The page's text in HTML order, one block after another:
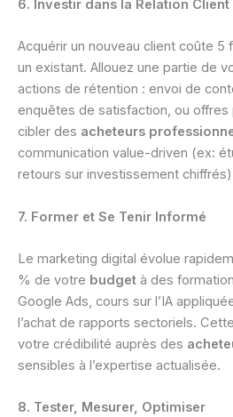
6. Investir dans la Relation Client
Acquérir un nouveau client coûte
un existant. Allouez une partie de
actions de rétention : envoi de
enquêtes de satisfaction, ou offres
cibler des acheteurs
communication value-driven (ex:
retours sur investissement
7. Former et Se Tenir Informé
Le marketing digital évolue
% de votre budget à des
Google Ads, cours sur l’IA
l’achat de rapports sectoriels.
votre crédibilité auprès des
sensibles à l’expertise actualisée.
8. Tester, Mesurer, Optimiser